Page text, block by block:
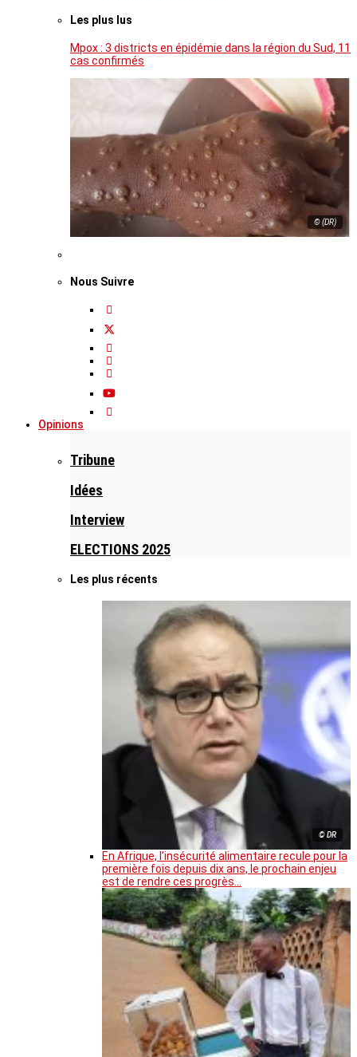
Les plus lus
Mpox : 3 districts en épidémie dans la région du Sud, 11
cas confirmés
© (DR)
Nous Suivre
Opinions
Tribune
Idées
Interview
ELECTIONS 2025
Les plus récents
© DR
En Afrique, l’insécurité alimentaire recule pour la
première fois depuis dix ans, le prochain enjeu
est de rendre ces progrès…